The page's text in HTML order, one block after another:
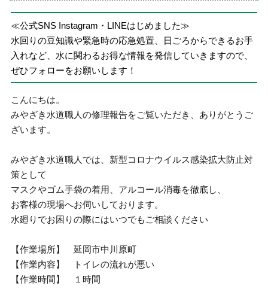
≪公式SNS Instagram・LINEはじめました≫
水回りの豆知識や緊急時の応急処置、日ごろからできるお手
入れなど、水に関わるお得な情報を発信していきますので、
ぜひフォローをお願いします！
こんにちは。
みやざき水道職人の修理報告をご覧いただき、ありがとうご
ざいます。
みやざき水道職人では、新型コロナウイルス感染拡大防止対
策として
マスクやゴム手袋の着用、アルコール消毒を徹底し、
お客様の現場へお伺いしております。
水廻りでお困りの際にはいつでもご相談ください
【作業場所】 延岡市中川原町
【作業内容】 トイレの流れが悪い
【作業時間】 １時間